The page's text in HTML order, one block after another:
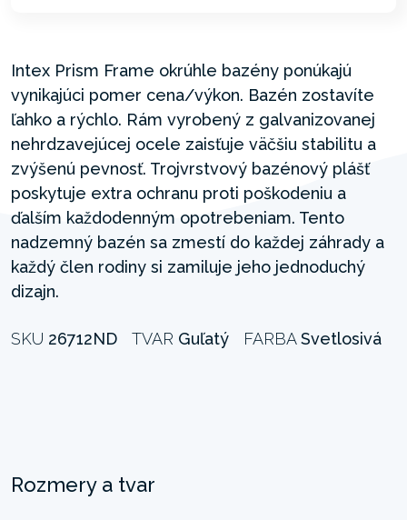
Intex Prism Frame okrúhle bazény ponúkajú
vynikajúci pomer cena/výkon. Bazén zostavíte
ľahko a rýchlo. Rám vyrobený z galvanizovanej
nehrdzavejúcej ocele zaisťuje väčšiu stabilitu a
zvýšenú pevnosť. Trojvrstvový bazénový plášť
poskytuje extra ochranu proti poškodeniu a
ďalším každodenným opotrebeniam. Tento
nadzemný bazén sa zmestí do každej záhrady a
každý člen rodiny si zamiluje jeho jednoduchý
dizajn.
SKU 26712ND TVAR Guľatý FARBASvetlosivá
Rozmery a tvar